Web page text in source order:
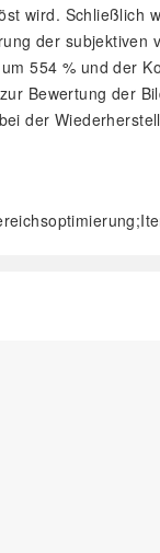
wird. Schließlich
der
554 % und der
Bewertung der
der